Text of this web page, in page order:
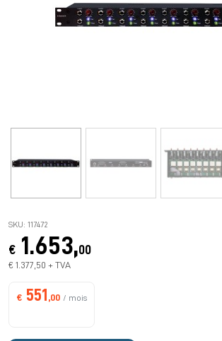
SKU: 117472
€ 1.653,00
€ 1.377,50 + TVA
€ 551 ,00 / mois